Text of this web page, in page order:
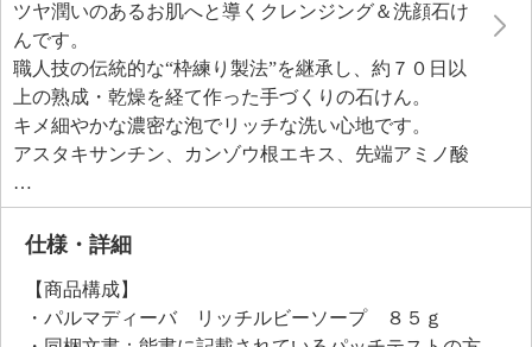
ツヤ潤いのあるお肌へと導くクレンジング＆洗顔石け
んです。
職人技の伝統的な“枠練り製法”を継承し、約７０日以
上の熟成・乾燥を経て作った手づくりの石けん。
キメ細やかな濃密な泡でリッチな洗い心地です。
アスタキサンチン、カンゾウ根エキス、先端アミノ酸
誘導体アミトースＲ（ジヒドロキシプロピルアルギニ
ンＨＣＩ、水）、発酵オリーブ葉エキス（ガラクトミ
セス／オリーブ葉発酵エキス、ＢＧ、水）といった厳
え、キメを整え、なめらかにします。
深みのあるルビー色は、アスタキサンチンの色。
仕様・詳細
【商品構成】
・パルマディーバ リッチルビーソープ ８５ｇ